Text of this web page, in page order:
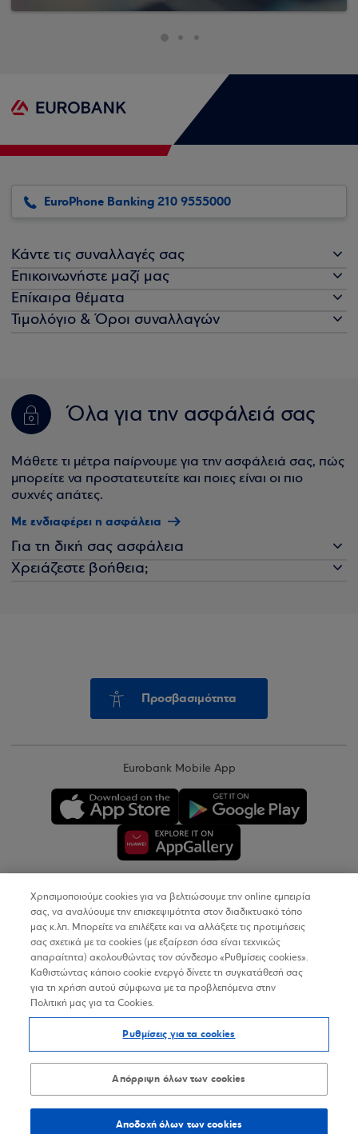
EuroPhone Banking 210 9555000
Κάντε τις συναλλαγές σας
Επικοινωνήστε μαζί μας
Επίκαιρα θέματα
Τιμολόγιο & Όροι συναλλαγών
Όλα για την ασφάλειά σας
Μάθετε τι μέτρα παίρνουμε για την ασφάλειά σας, πώς
μπορείτε να προστατευτείτε και ποιες είναι οι πιο
συχνές απάτες.
Με ενδιαφέρει η ασφάλεια
Για τη δική σας ασφάλεια
Χρειάζεστε βοήθεια;
Προσβασιμότητα
Eurobank Mobile App
Copyright © 2026
Όροι Χρήσης
Προσωπικά Δεδομένα στον Διαδικτυακό Τόπο
Δήλωση Προσβασιμότητας
Sitemap
Χρησιμοποιούμε cookies για να βελτιώσουμε την online εμπειρία
σας, να αναλύουμε την επισκεψιμότητα στον διαδικτυακό τόπο
μας κ.λπ. Μπορείτε να επιλέξετε και να αλλάξετε τις προτιμήσεις
σας σχετικά με τα cookies (με εξαίρεση όσα είναι τεχνικώς
απαραίτητα) ακολουθώντας τον σύνδεσμο «Ρυθμίσεις cookies».
Καθιστώντας κάποιο cookie ενεργό δίνετε τη συγκατάθεσή σας
για τη χρήση αυτού σύμφωνα με τα προβλεπόμενα στην
Πολιτική μας για τα Cookies.
Ρυθμίσεις για τα cookies
Απόρριψη όλων των cookies
Αποδοχή όλων των cookies